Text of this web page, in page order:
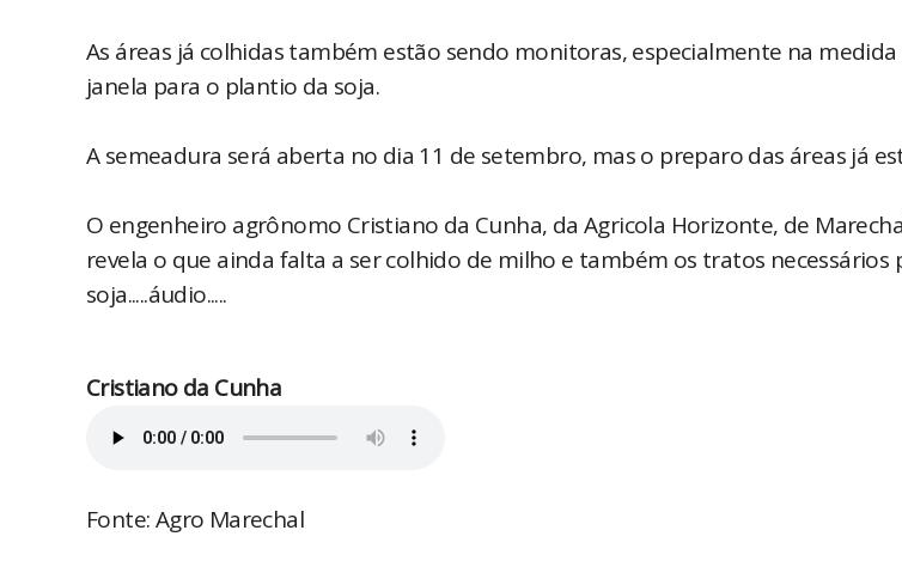
As áreas já colhidas também estão sendo monitoras, especialmente na
janela para o plantio da soja.
A semeadura será aberta no dia 11 de setembro, mas o preparo das áreas já
O engenheiro agrônomo Cristiano da Cunha, da Agricola Horizonte, de
revela o que ainda falta a ser colhido de milho e também os tratos necessários
soja.....áudio.....
Cristiano da Cunha
Fonte: Agro Marechal